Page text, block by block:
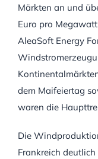
Märkten an und
Euro pro
AleaSoft Energy
dem Maifeiertag
waren die
Die
Frankreich